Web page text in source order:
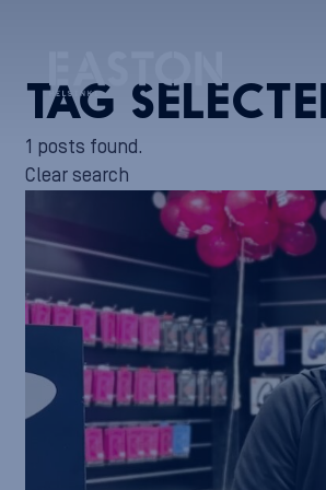
TAG
1 posts found.
Clear search